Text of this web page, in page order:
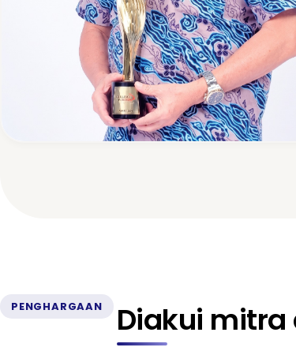
PENGHARGAAN Diakui